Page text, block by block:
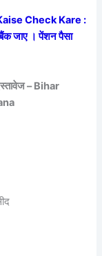
Check Kare :
जाए । पेंशन पैसा
– Bihar